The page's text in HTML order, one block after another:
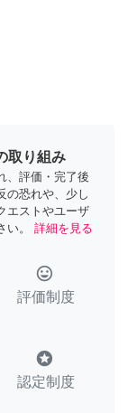
取り組み
、評価・完了後
の恐れや、少し
エストやユーザ
。
詳細を見る
tag_faces
評価制度
stars
認定制度